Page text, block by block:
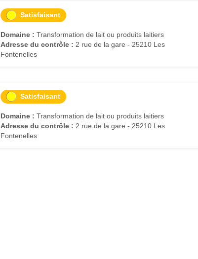
Satisfaisant
Domaine : Transformation de lait ou produits laitiers
Adresse du contrôle : 2 rue de la gare - 25210 Les
Fontenelles
Satisfaisant
Domaine : Transformation de lait ou produits laitiers
Adresse du contrôle : 2 rue de la gare - 25210 Les
Fontenelles